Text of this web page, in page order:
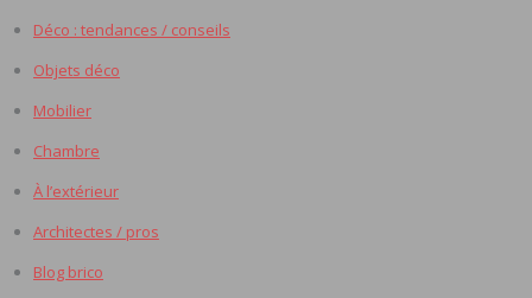
Déco : tendances / conseils
Objets déco
Mobilier
Chambre
À l’extérieur
Architectes / pros
Blog brico